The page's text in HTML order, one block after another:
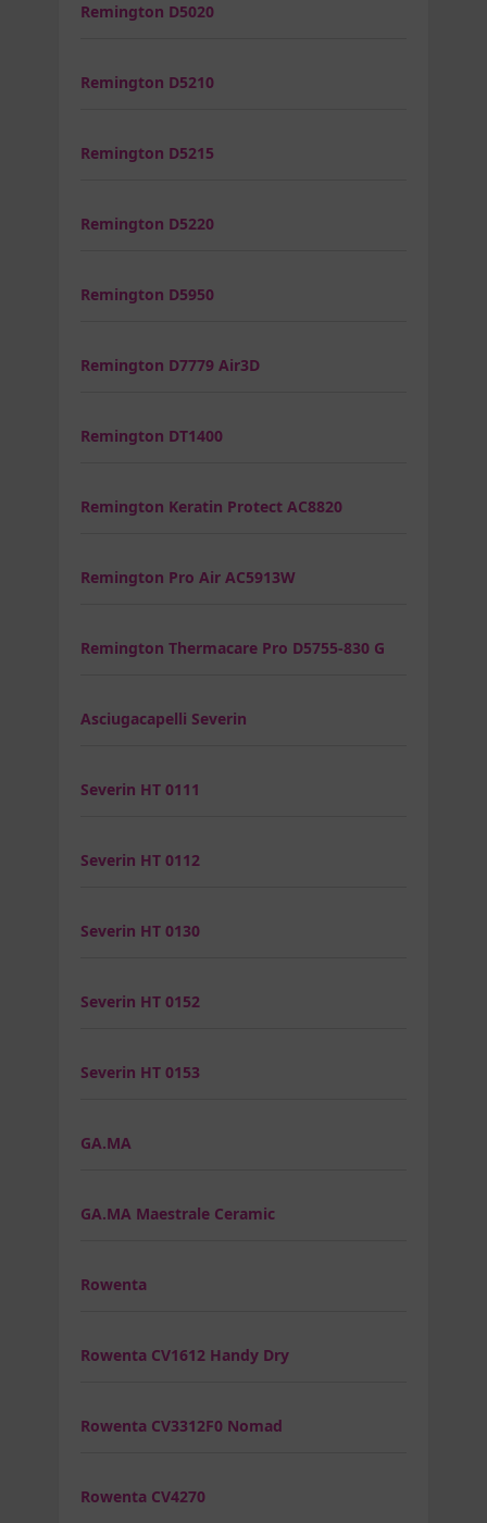
Remington D5020
Remington D5210
Remington D5215
Remington D5220
Remington D5950
Remington D7779 Air3D
Remington DT1400
Remington Keratin Protect AC8820
Remington Pro Air AC5913W
Remington Thermacare Pro D5755-830 G
Asciugacapelli Severin
Severin HT 0111
Severin HT 0112
Severin HT 0130
Severin HT 0152
Severin HT 0153
GA.MA
GA.MA Maestrale Ceramic
Rowenta
Rowenta CV1612 Handy Dry
Rowenta CV3312F0 Nomad
Rowenta CV4270